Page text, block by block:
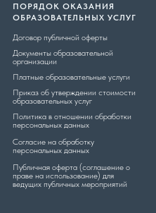
ПОРЯДОК ОКАЗАНИЯ
ОБРАЗОВАТЕЛЬНЫХ УСЛУГ
Договор публичной оферты
Документы образовательной
организации
Платные образовательные услуги
Приказ об утверждении стоимости
образовательных услуг
Политика в отношении обработки
персональных данных
Согласие на обработку
персональных данных
Публичная оферта (соглашение о
праве на использование) для
ведущих публичных мероприятий